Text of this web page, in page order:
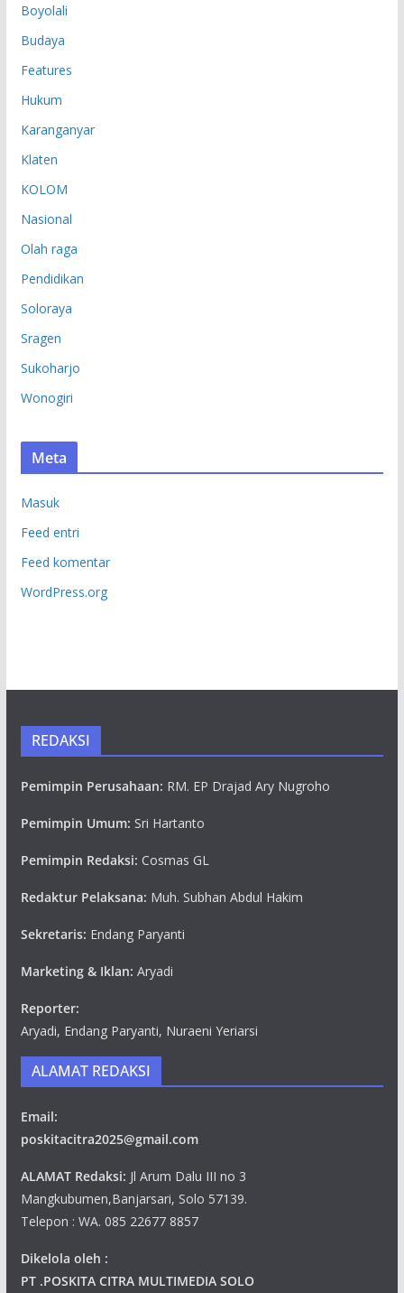
Boyolali
Budaya
Features
Hukum
Karanganyar
Klaten
KOLOM
Nasional
Olah raga
Pendidikan
Soloraya
Sragen
Sukoharjo
Wonogiri
Meta
Masuk
Feed entri
Feed komentar
WordPress.org
REDAKSI
Pemimpin Perusahaan: RM. EP Drajad Ary Nugroho
Pemimpin Umum: Sri Hartanto
Pemimpin Redaksi: Cosmas GL
Redaktur Pelaksana: Muh. Subhan Abdul Hakim
Sekretaris: Endang Paryanti
Marketing & Iklan: Aryadi
Reporter:
Aryadi, Endang Paryanti, Nuraeni Yeriarsi
ALAMAT REDAKSI
Email:
poskitacitra2025@gmail.com
ALAMAT Redaksi: Jl Arum Dalu III no 3
Mangkubumen,Banjarsari, Solo 57139.
Telepon : WA. 085 22677 8857
Dikelola oleh :
PT .POSKITA CITRA MULTIMEDIA SOLO